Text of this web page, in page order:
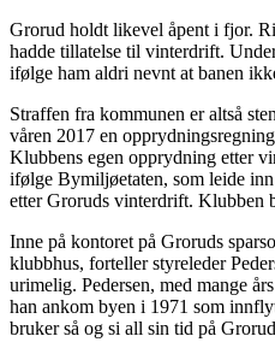
Grorud holdt likevel åpent i fjor.
hadde tillatelse til vinterdrift.
ifølge ham aldri nevnt at banen
Straffen fra kommunen er altså
våren 2017 en
Klubbens egen opprydning etter
ifølge Bymiljøetaten, som leide
etter Groruds vinterdrift. Klubben
Inne på kontoret på Groruds
klubbhus, forteller styreleder
urimelig. Pedersen, med mange
han ankom byen i 1971 som
bruker så og si all sin tid på